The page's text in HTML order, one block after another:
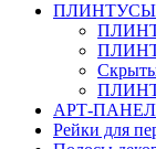
АРТ-
Рейки для